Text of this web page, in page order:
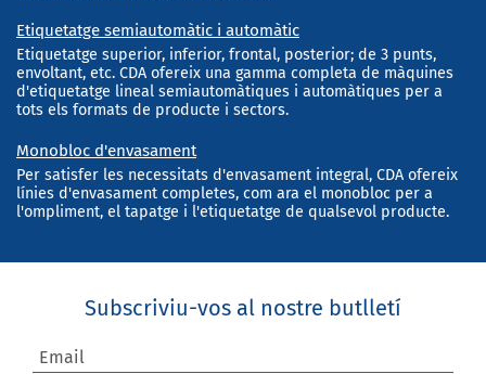
Etiquetatge semiautomàtic i automàtic
Etiquetatge superior, inferior, frontal, posterior; de 3 punts,
envoltant, etc. CDA ofereix una gamma completa de màquines
d'etiquetatge lineal semiautomàtiques i automàtiques per a
tots els formats de producte i sectors.
Monobloc d'envasament
Per satisfer les necessitats d'envasament integral, CDA ofereix
línies d'envasament completes, com ara el monobloc per a
l'ompliment, el tapatge i l'etiquetatge de qualsevol producte.
Subscriviu-vos al nostre butlletí
Email